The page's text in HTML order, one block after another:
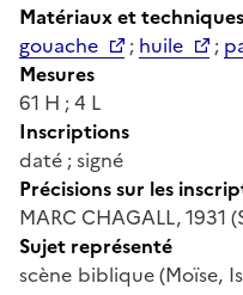
Matériaux et techniques
gouache
; huile ;
Mesures
61 H ; 4 L
Inscriptions
daté ; signé
Précisions sur les
MARC CHAGALL, 1931
Sujet représenté
scène biblique (Moïse,